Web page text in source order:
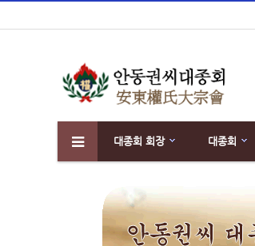
대종회 회장 대종회